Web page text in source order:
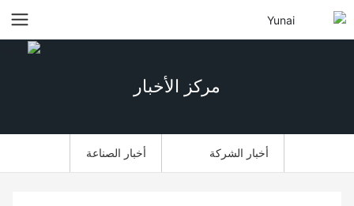
مركز الأخبار
أخبار الشركة أخبار الصناعة